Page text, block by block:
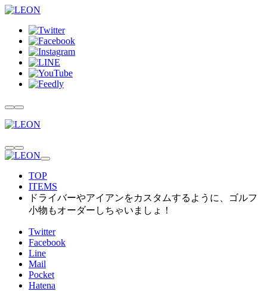
TOP
ITEMS
ドライバーやアイアンをカスタムするように、ゴルフ
小物もオーダーしちゃいましょ！
Twitter
Facebook
Line
Mail
Pocket
Hatena